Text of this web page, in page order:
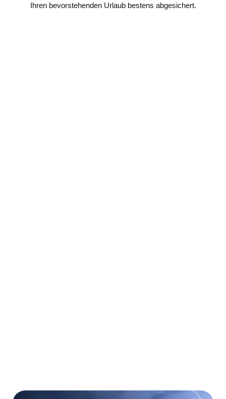
Ihren bevorstehenden Urlaub bestens abgesichert.